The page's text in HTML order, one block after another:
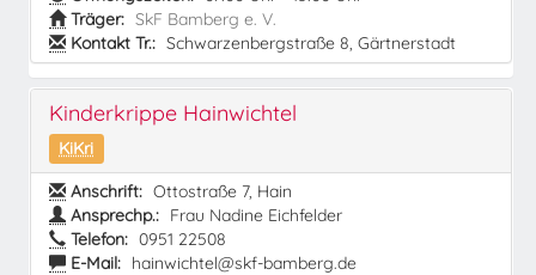
Träger: SkF Bamberg e. V.
Kontakt Tr.: Schwarzenbergstraße 8, Gärtnerstadt
Kinderkrippe Hainwichtel
KiKri
Anschrift: Ottostraße 7, Hain
Ansprechp.: Frau Nadine Eichfelder
Telefon: 0951 22508
E-Mail: hainwichtel@skf-bamberg.de